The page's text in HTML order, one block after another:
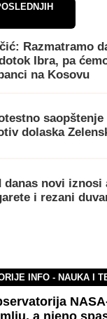
Razmatramo
Ibra, pa
na Kosovu
dolaska
danas novi iznosi
i rezani
INFO - NAUKA I
a njeno